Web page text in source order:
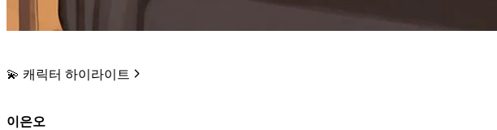
💫 캐릭터 하이라이트
이은오